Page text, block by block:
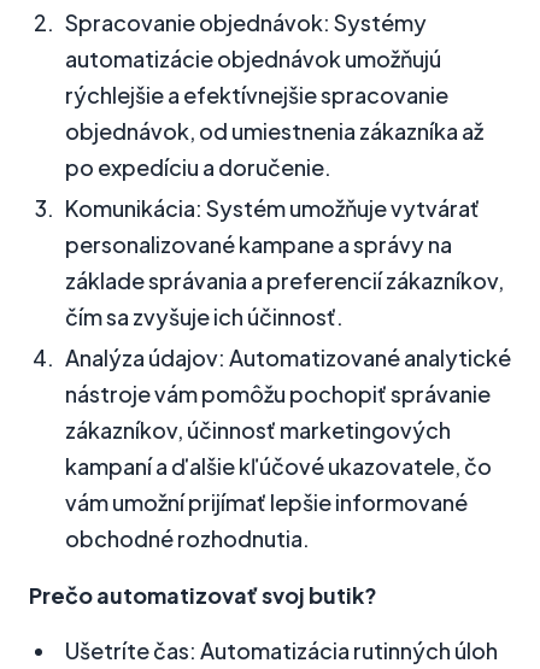
Spracovanie objednávok: Systémy
automatizácie objednávok umožňujú
rýchlejšie a efektívnejšie spracovanie
objednávok, od umiestnenia zákazníka až
po expedíciu a doručenie.
Komunikácia: Systém umožňuje vytvárať
personalizované kampane a správy na
základe správania a preferencií zákazníkov,
čím sa zvyšuje ich účinnosť.
Analýza údajov: Automatizované analytické
nástroje vám pomôžu pochopiť správanie
zákazníkov, účinnosť marketingových
kampaní a ďalšie kľúčové ukazovatele, čo
vám umožní prijímať lepšie informované
obchodné rozhodnutia.
Prečo automatizovať svoj butik?
Ušetríte čas: Automatizácia rutinných úloh